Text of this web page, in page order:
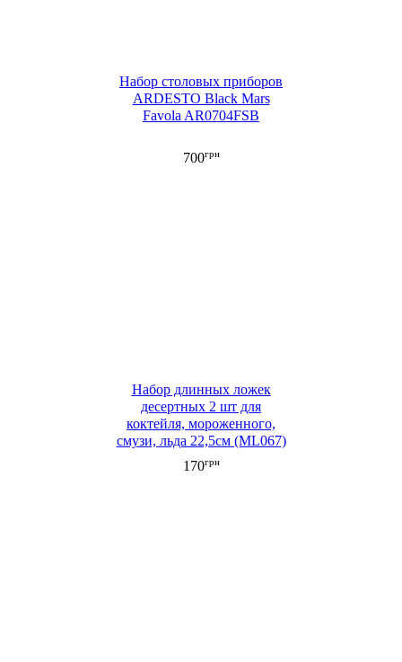
Набор столовых приборов
ARDESTO Black Mars
Favola AR0704FSB
700грн
Набор длинных ложек
десертных 2 шт для
коктейля, мороженного,
смузи, льда 22,5см (ML067)
170грн